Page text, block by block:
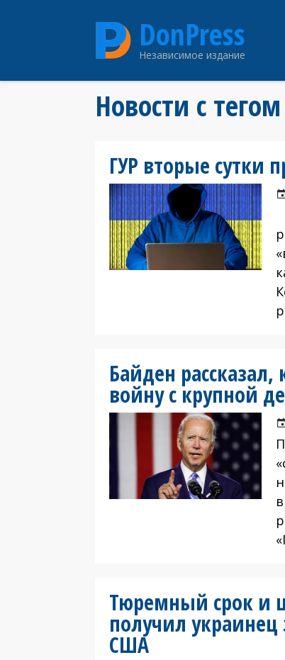
DonPress
Независимое издание
Новости с
ГУР вторые сутки
Байден
войну с крупной
Тюремный срок и
получил украинец
США